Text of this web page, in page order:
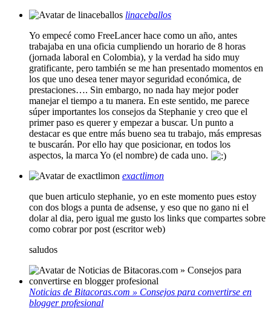
linaceballos
Yo empecé como FreeLancer hace como un año, antes
trabajaba en una oficia cumpliendo un horario de 8 horas
(jornada laboral en Colombia), y la verdad ha sido muy
gratificante, pero también se me han presentado momentos en
los que uno desea tener mayor seguridad económica, de
prestaciones…. Sin embargo, no nada hay mejor poder
manejar el tiempo a tu manera. En este sentido, me parece
súper importantes los consejos da Stephanie y creo que el
primer paso es querer y empezar a buscar. Un punto a
destacar es que entre más bueno sea tu trabajo, más empresas
te buscarán. Por ello hay que posicionar, en todos los
aspectos, la marca Yo (el nombre) de cada uno.
exactlimon
que buen articulo stephanie, yo en este momento pues estoy
con dos blogs a punta de adsense, y eso que no gano ni el
dolar al dia, pero igual me gusto los links que compartes sobre
como cobrar por post (escritor web)
saludos
Noticias de Bitacoras.com » Consejos para convertirse en
blogger profesional